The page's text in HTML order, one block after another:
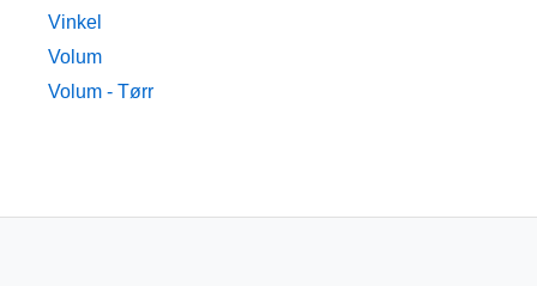
Vinkel
Volum
Volum - Tørr